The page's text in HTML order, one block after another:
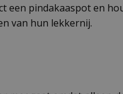
pindakaaspot en
van hun lekkernij.